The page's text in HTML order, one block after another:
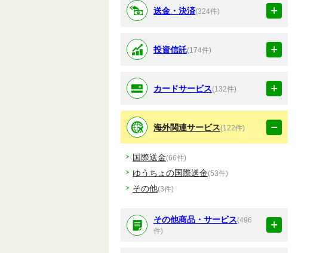
送金・決済(324件)
投資信託(174件)
カードサービス(132件)
海外関連サービス(122件)
国際送金(66件)
ゆうちょの国際送金(53件)
その他(3件)
その他商品・サービス(496
件)